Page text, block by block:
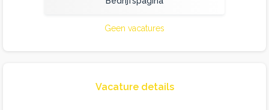
Geen vacatures
Vacature details